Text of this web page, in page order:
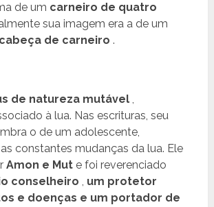
de um carneiro de quatro
sua imagem era a de um
de carneiro .
de natureza mutável ,
à lua. Nas escrituras, seu
o de um adolescente,
constantes mudanças da lua. Ele
Amon e Mut e foi reverenciado
conselheiro , um protetor
e doenças e um portador de